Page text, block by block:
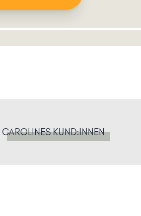
CAROLINES KUND:INNEN